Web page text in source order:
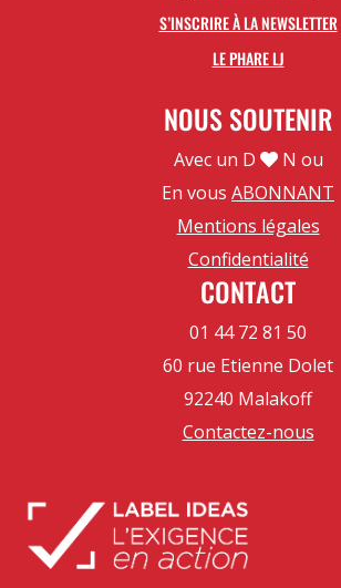
S’INSCRIRE À LA NEWSLETTER
LE PHARE LJ
NOUS SOUTENIR
Avec un D
N ou
En vous ABONNANT
Mentions légales
Confidentialité
CONTACT
01 44 72 81 50
60 rue Etienne Dolet
92240 Malakoff
Contactez-nous